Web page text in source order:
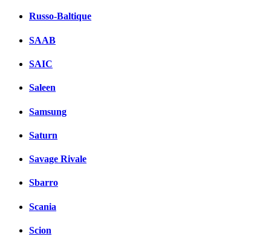
Russo-Baltique
SAAB
SAIC
Saleen
Samsung
Saturn
Savage Rivale
Sbarro
Scania
Scion